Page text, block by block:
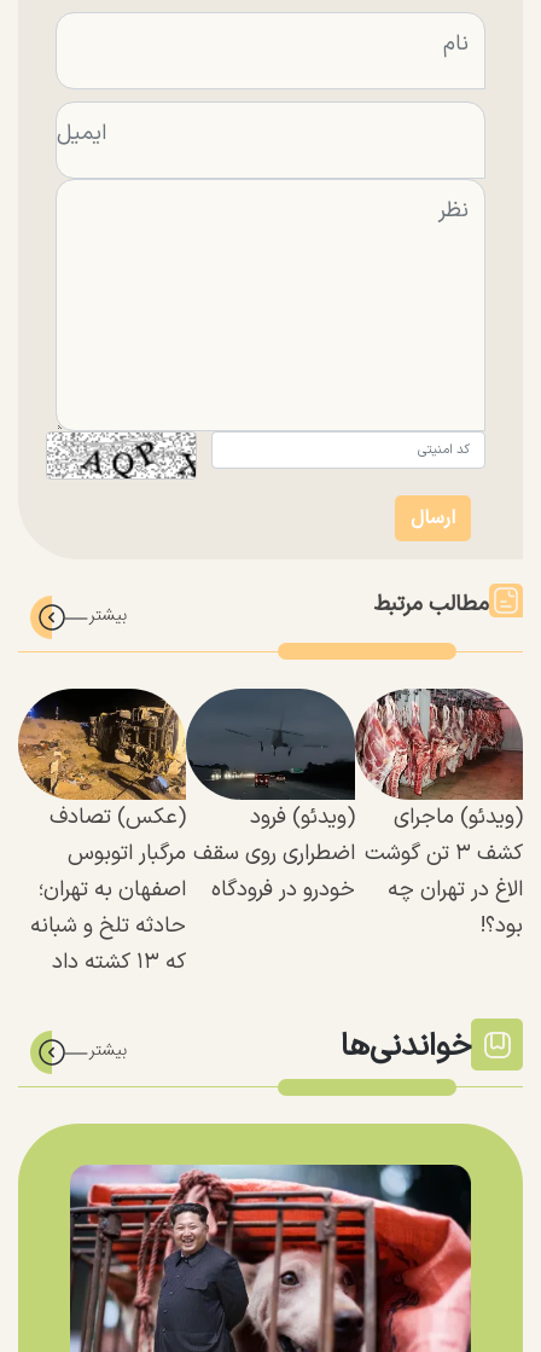
مطالب مرتبط
(ویدئو) ماجرای
کشف ۳ تن گوشت
الاغ در تهران چه
بود؟!
(ویدئو) فرود
اضطراری روی سقف
خودرو در فرودگاه
(عکس) تصادف
مرگبار اتوبوس
اصفهان به تهران؛
حادثه تلخ و شبانه
که ۱۳ کشته داد
خواندنی‌ها